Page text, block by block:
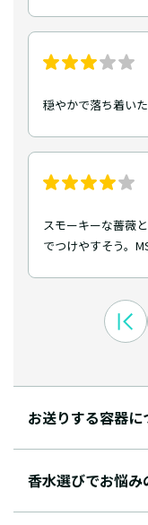
穏やかで落ち着い
スモーキーな薔薇
でつけやすそう。
お送りする容器に
香水選びでお悩み